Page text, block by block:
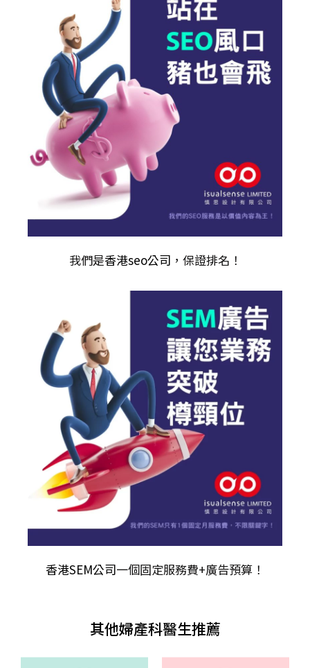
我們是香港seo公司 ，保證排名！
香港SEM公司一個固定服務費+廣告預算！
其他婦產科醫生推薦